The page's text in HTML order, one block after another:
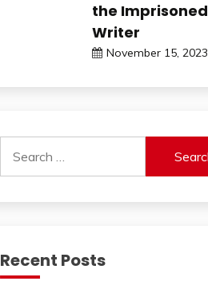
the Imprisoned
Writer
November 15, 2023
for:
Recent Posts